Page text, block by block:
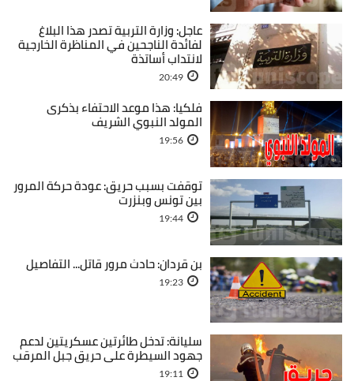
عاجل: وزارة التربية تصدر هذا البلاغ
لفائدة الناجحين في المناظرة الخارجية
لانتداب أساتذة
20:49
فلكيا: هذا موعد الاحتفاء بذكرى
المولد النبوي الشريف
19:56
توقفت بسبب حريق: عودة حركة المرور
بين تونس وبنزرت
19:44
بن قردان: حادث مرور قاتل... التفاصيل
19:23
سليانة: تدخل طائرتين عسكريتين لدعم
جهود السيطرة على حريق جبل المرقب
19:11